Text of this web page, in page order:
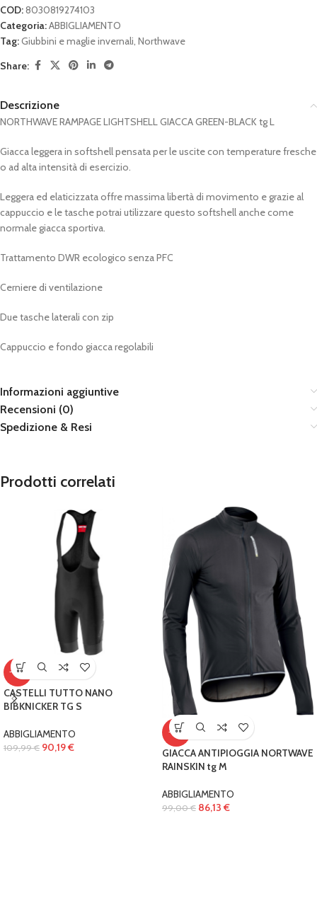
COD:8030819274103
Categoria:ABBIGLIAMENTO
Tag:Giubbini e maglie invernali, Northwave
Share:
Descrizione
NORTHWAVE RAMPAGE LIGHTSHELL GIACCA GREEN-BLACK tg L
Giacca leggera in softshell pensata per le uscite con temperature fresche
o ad alta intensità di esercizio.
Leggera ed elaticizzata offre massima libertà di movimento e grazie al
cappuccio e le tasche potrai utilizzare questo softshell anche come
normale giacca sportiva.
Trattamento DWR ecologico senza PFC
Cerniere di ventilazione
Due tasche laterali con zip
Cappuccio e fondo giacca regolabili
Informazioni aggiuntive
Recensioni (0)
Spedizione & Resi
Prodotti correlati
-18%
CASTELLI TUTTO NANO
BIBKNICKER TG S
ABBIGLIAMENTO
109,99€ 90,19€
-13%
GIACCA ANTIPIOGGIA NORTWAVE
RAINSKIN tg M
ABBIGLIAMENTO
99,00€ 86,13 €